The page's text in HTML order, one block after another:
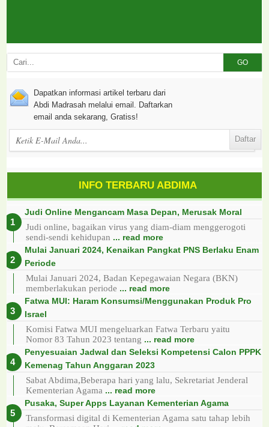
GO
Dapatkan informasi artikel terbaru dari
Abdi Madrasah melalui email. Daftarkan
email anda sekarang, Gratiss!
INFO TERBARU ABDIMA
Judi Online Mengancam Masa Depan, Merusak Moral
Judi online, bagaikan virus yang diam-diam menggerogoti
sendi-sendi kehidupan ... read more
Mulai Januari 2024, Kenaikan Pangkat PNS Berlaku Enam
Periode
Mulai Januari 2024, Badan Kepegawaian Negara (BKN)
memberlakukan periode ... read more
Fatwa MUI: Haram Konsumsi/Menggunakan Produk Pro
Israel
Komisi Fatwa MUI mengeluarkan Fatwa Terbaru yaitu
Nomor 83 Tahun 2023 tentang ... read more
Penyesuaian Jadwal dan Seleksi Kompetensi Calon PPPK
Kemenag Tahun Anggaran 2023
Sabat Abdima,Beberapa hari yang lalu, Sekretariat Jenderal
Kementerian Agama ... read more
Pusaka, Super Apps Layanan Kementerian Agama
Transformasi digital di Kementerian Agama satu tahap lebih